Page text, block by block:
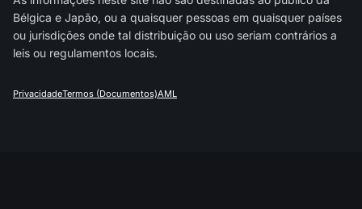
Bélgica e Japão, ou a quaisquer pessoas em quaisquer países
ou jurisdições onde tal distribuição ou uso seriam contrários a
leis ou regulamentos locais.
PrivacidadeTermos (Documentos)AML